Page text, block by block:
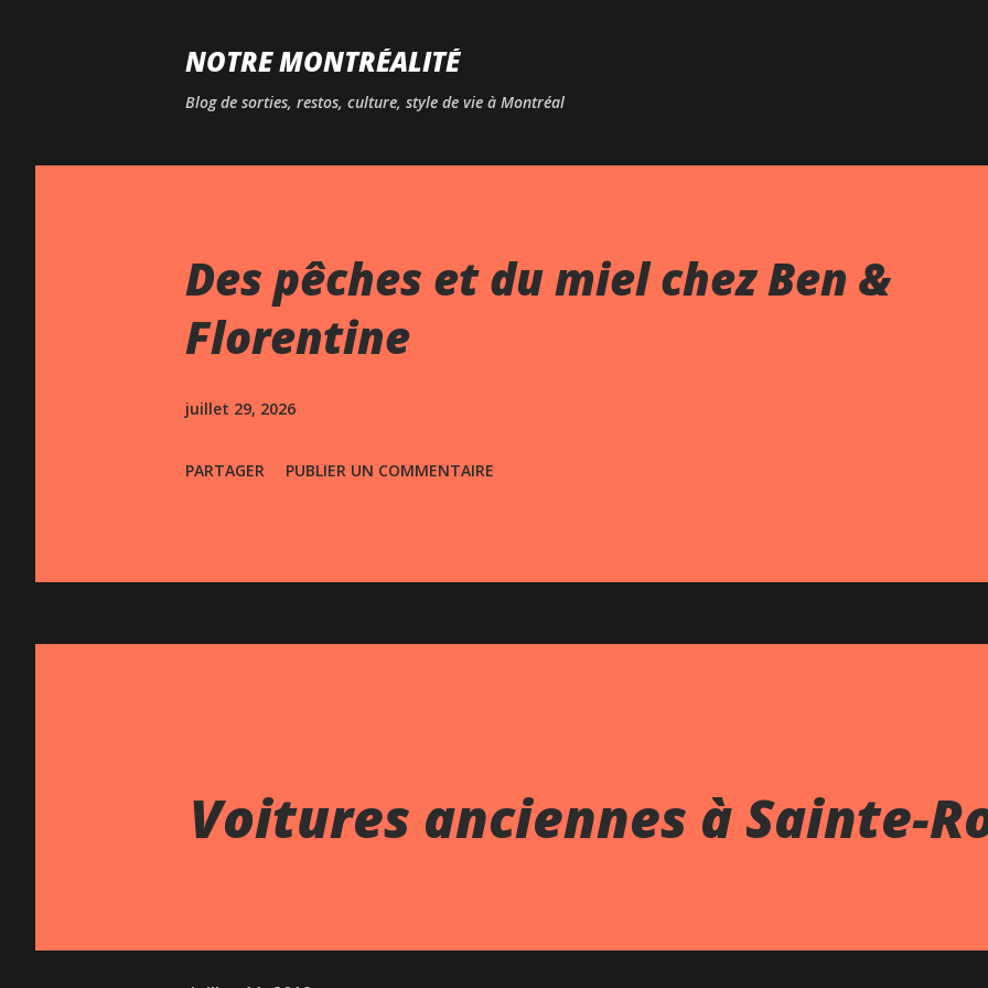
NOTRE MONTRÉALITÉ
Blog de sorties, restos, culture, style de vie à Montréal
Des pêches et du miel chez Ben &
Florentine
juillet 29, 2026
PARTAGER PUBLIER UN COMMENTAIRE
Voitures anciennes à Sainte-